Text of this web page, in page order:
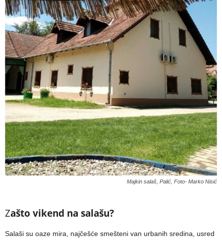
Majkin salaš, Palić, Foto- Marko Nisić
Zašto vikend na salašu?
Salaši su oaze mira, najčešće smešteni van urbanih sredina, usred